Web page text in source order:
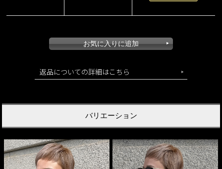
返品についての詳細はこちら
バリエーション